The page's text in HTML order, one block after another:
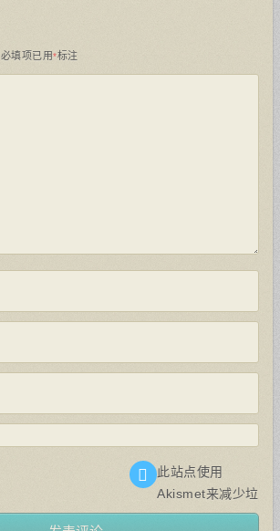
必填项已用*标注
此站点使用
Akismet来减少垃